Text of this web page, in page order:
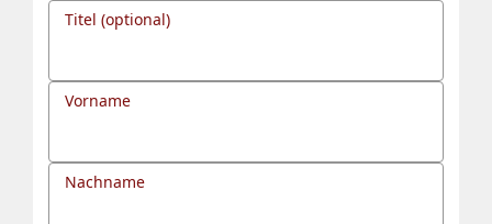
Titel (optional)
Vorname
Nachname